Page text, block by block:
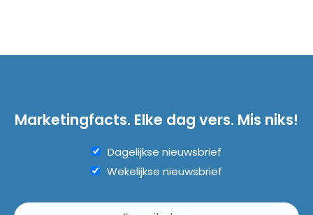
Marketingfacts. Elke dag vers. Mis niks!
Dagelijkse nieuwsbrief
Wekelijkse nieuwsbrief